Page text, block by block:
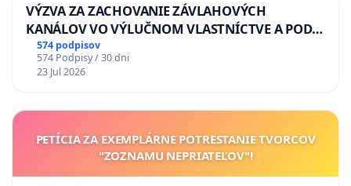
VÝZVA ZA ZACHOVANIE ZÁVLAHOVÝCH
KANÁLOV VO VÝLUČNOM VLASTNÍCTVE A POD
KONTROLOU SLOVENSKEJ REPUBLIKY & žiadosť
na riešenie zanedbaného stavu závlahových a
odvodňovacích kanálov na Slovensku
574 podpisov
574 Podpisy / 30 dni
23 Jul 2026
PETÍCIA ZA EXEMPLÁRNE POTRESTANIE TVORCOV
"ZOZNAMU NEPRIATEĽOV"!